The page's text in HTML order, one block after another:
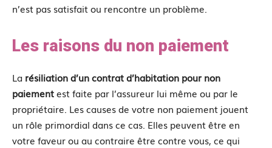
n’est pas satisfait ou rencontre un problème.
Les raisons du non paiement
La résiliation d’un contrat d’habitation pour non
paiementest faite par l’assureur lui même ou par le
propriétaire. Les causes de votre non paiement jouent
un rôle primordial dans ce cas. Elles peuvent être en
votre faveur ou au contraire être contre vous, ce qui